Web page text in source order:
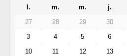
l.
m. m. j.
27
28 29 30
3
4 5 6
10
11 12 13